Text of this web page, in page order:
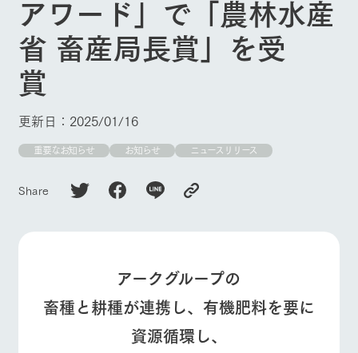
交通アク
セス
ガーデンの開花
状況などを毎日
更新
ント・フェアの
情報やスケジュ
ール
の楽しみ方をナ
ビゲート
ガーデン
自然環境の中、
季節の移り変わ
う
れあう
て、学ぶ。館ヶ
森の雄大な自然
れあう
ら学べる様々な
レストラ
知り尽くした料
ショップ
物
丹精込めて育て
た生産品をはじ
私たちの取り組み
生産品を見る
ArkFarm Wedding
お知らせ
生産品カタログ・資料DL
English (Google Translate)
レストラン/BBQ
アワード」で「農林水産
省 畜産局長賞」を受
賞
更新日：2025/01/16
重要なお知らせ お知らせ ニュースリリース
Share
アークグループの
畜種と耕種が連携し、有機肥料を要に
資源循環し、